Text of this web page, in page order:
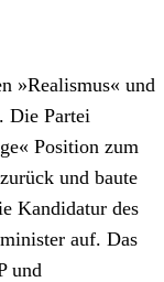
»Realismus« und
Die Partei
Position zum
und baute
Kandidatur des
auf. Das
und